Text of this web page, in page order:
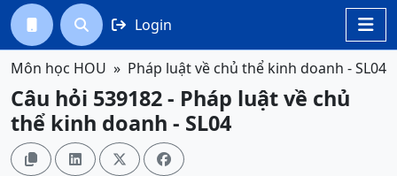

  Login
Môn học HOU Pháp luật về chủ thể kinh doanh - SL04
Câu hỏi 539182 - Pháp luật về chủ
thể kinh doanh - SL04
   